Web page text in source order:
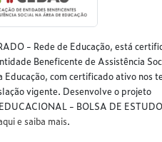
- Rede de Educação, está
Beneficente de Assistência
Educação, com certificado ativo nos
vigente. Desenvolve o projeto
- BOLSA DE
e saiba mais.